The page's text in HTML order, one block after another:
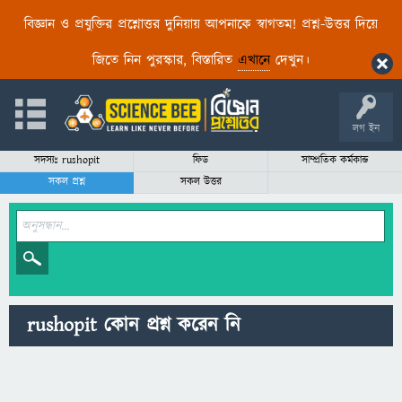
বিজ্ঞান ও প্রযুক্তির প্রশ্নোত্তর দুনিয়ায় আপনাকে স্বাগতম! প্রশ্ন-উত্তর দিয়ে
জিতে নিন পুরস্কার, বিস্তারিত এখানেদেখুন।
লগ ইন
সদস্যঃ rushopit ফিড
সাম্প্রতিক কর্মকান্ড
সকল প্রশ্ন
সকল উত্তর
rushopit কোন প্রশ্ন করেন নি